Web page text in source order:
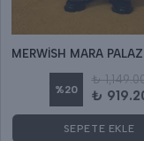
%20
₺
₺
SEPETE EKLE